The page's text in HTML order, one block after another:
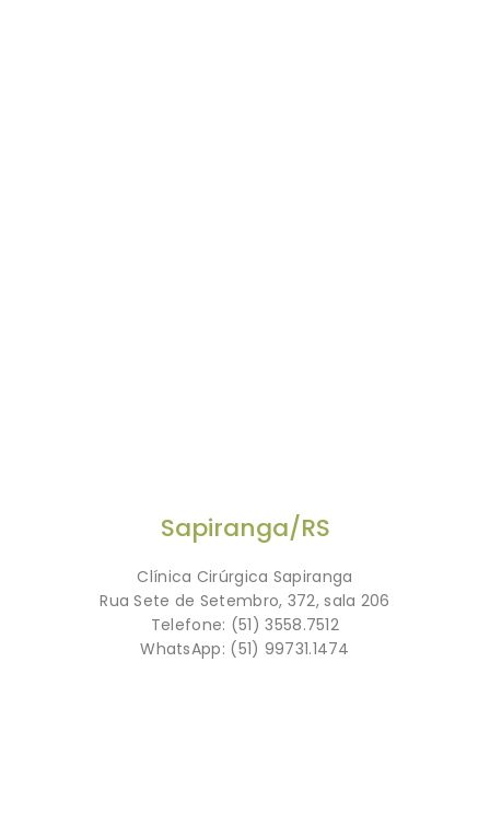
Sapiranga/RS
Clínica Cirúrgica Sapiranga
Rua Sete de Setembro, 372, sala 206
Telefone: (51) 3558.7512
WhatsApp: (51) 99731.1474